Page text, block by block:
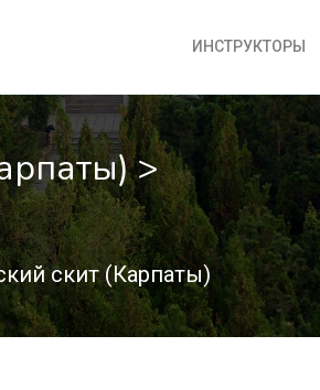
ИНСТРУКТОРЫ
>
скит (Карпаты)